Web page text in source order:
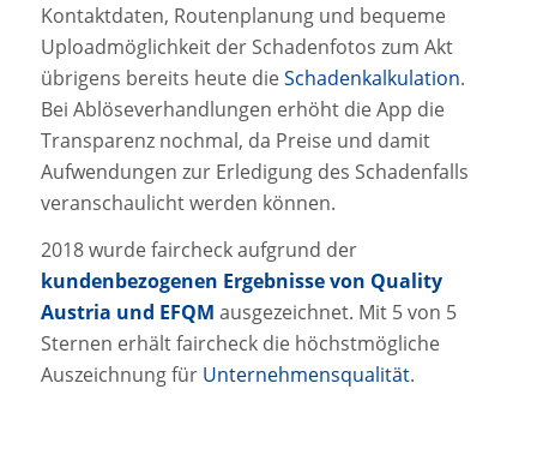
Kontaktdaten, Routenplanung und bequeme
Uploadmöglichkeit der Schadenfotos zum Akt
übrigens bereits heute dieSchadenkalkulation.
Bei Ablöseverhandlungen erhöht die App die
Transparenz nochmal, da Preise und damit
Aufwendungen zur Erledigung des Schadenfalls
veranschaulicht werden können.
2018 wurde faircheck aufgrund der
kundenbezogenen Ergebnisse von Quality
Austria und EFQM ausgezeichnet. Mit 5 von 5
Sternen erhält faircheck die höchstmögliche
Auszeichnung für Unternehmensqualität.